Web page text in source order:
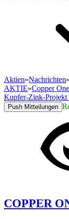
Aktien»Nachrichten»
AKTIE»Copper
Kupfer-Zink-
Push Mitteilungen
COPPER